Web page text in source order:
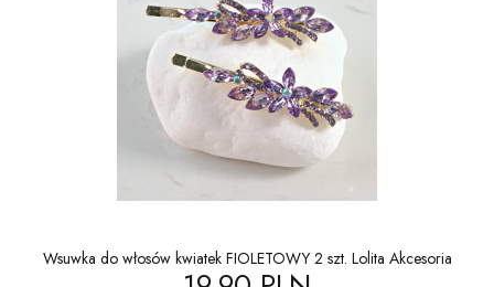
Wsuwka do włosów kwiatek FIOLETOWY 2 szt. Lolita Akcesoria